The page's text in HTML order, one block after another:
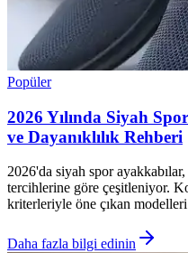
Popüler
2026 Yılında Siyah
ve Dayanıklılık Rehberi
2026'da siyah spor
tercihlerine göre çeşitleniyor.
kriterleriyle öne çıkan
Daha fazla bilgi edinin